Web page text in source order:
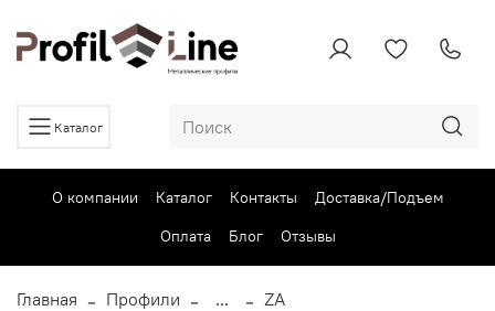
Каталог
О компании Каталог Контакты
Доставка/Подъем
Оплата
Блог Отзывы
Главная Профили ... ZA